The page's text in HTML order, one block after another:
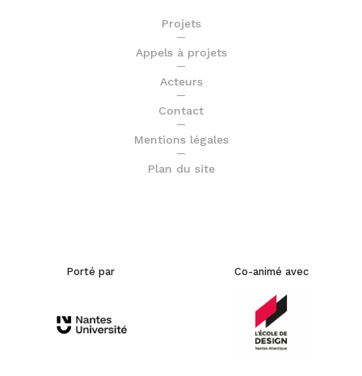
Projets
Appels à projets
Acteurs
Contact
Mentions légales
Plan du site
Porté par Co-animé avec